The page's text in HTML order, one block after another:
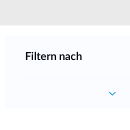
Filtern nach